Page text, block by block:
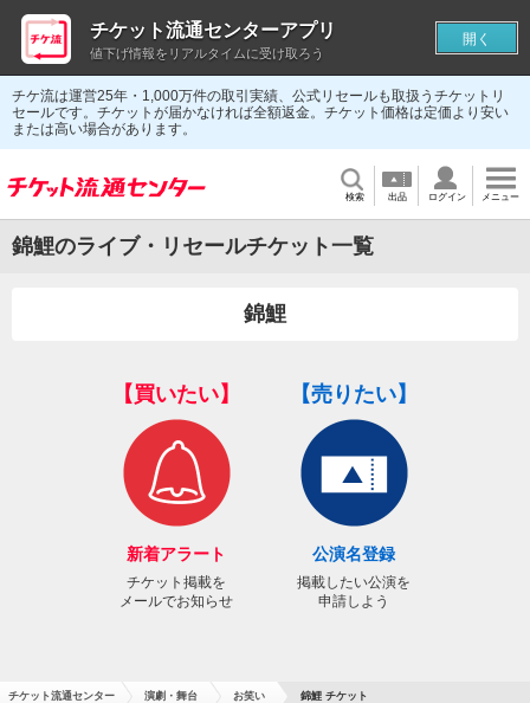
チケ流は運営25年・1,000万件の取引実績、公式リセールも取扱うチケットリ
セールです。チケットが届かなければ全額返金。チケット価格は定価より安い
または高い場合があります。
検索 出品 ログイン メニュー
錦鯉のライブ・リセールチケット一覧
錦鯉
【買いたい】
新着アラート
チケット掲載を
メールでお知らせ
【売りたい】
公演名登録
掲載したい公演を
申請しよう
チケット流通センター 演劇・舞台 お笑い 錦鯉 チケット
チケット流通センターアプリ
値下げ情報をリアルタイムに受け取ろう
開く